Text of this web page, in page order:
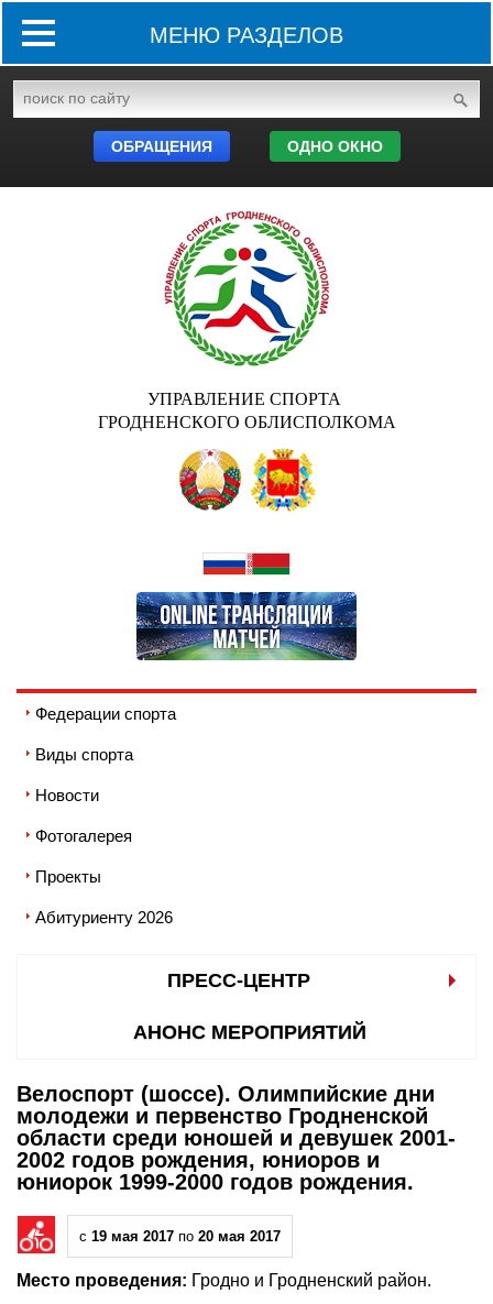
МЕНЮ РАЗДЕЛОВ
ОБРАЩЕНИЯ ОДНО ОКНО
УПРАВЛЕНИЕ СПОРТА
ГРОДНЕНСКОГО ОБЛИСПОЛКОМА
Федерации спорта
Виды спорта
Новости
Фотогалерея
Проекты
Абитуриенту 2026
ПРЕСС-ЦЕНТР
АНОНС МЕРОПРИЯТИЙ
Велоспорт (шоссе). Олимпийские дни
молодежи и первенство Гродненской
области среди юношей и девушек 2001-
2002 годов рождения, юниоров и
юниорок 1999-2000 годов рождения.
с 19 мая 2017 по 20 мая 2017
Место проведения: Гродно и Гродненский район.